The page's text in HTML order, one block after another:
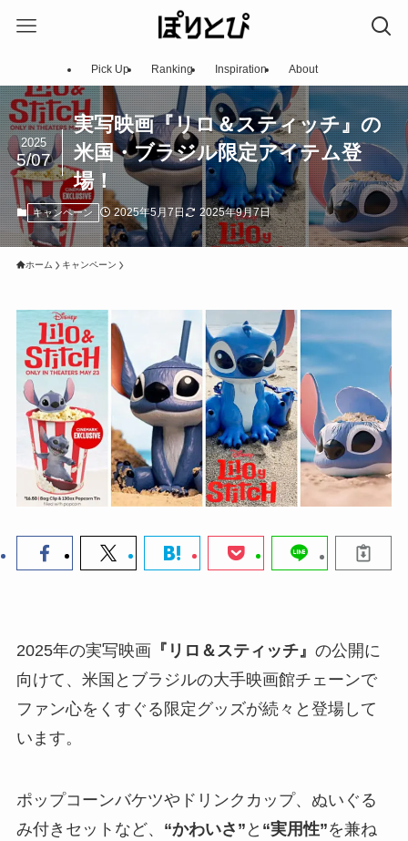
Pick Up Ranking Inspiration About
実写映画『リロ＆スティッチ』の
米国・ブラジル限定アイテム登
場！
2025
5/07
キャンペーン 2025年5月7日 2025年9月7日
ホーム キャンペーン
2025年の実写映画 『リロ＆スティッチ』 の公開に
向けて、米国とブラジルの大手映画館チェーンで
ファン心をくすぐる限定グッズが続々と登場して
います。
ポップコーンバケツやドリンクカップ、ぬいぐる
み付きセットなど、 “かわいさ” と “実用性”を兼ね